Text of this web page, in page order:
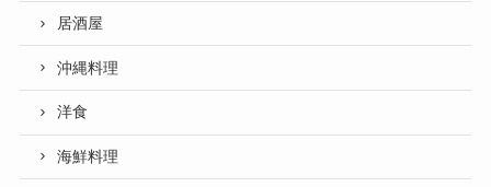
居酒屋
沖縄料理
洋食
海鮮料理